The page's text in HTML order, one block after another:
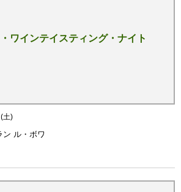
ワインテイスティング・ナイト
土)
ン ル・ボワ